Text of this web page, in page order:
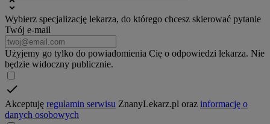
Wybierz specjalizację lekarza, do którego chcesz skierować pytanie
Twój e-mail
Użyjemy go tylko do powiadomienia Cię o odpowiedzi lekarza. Nie
będzie widoczny publicznie.
Akceptuję regulamin serwisu ZnanyLekarz.pl oraz informację o
danych osobowych